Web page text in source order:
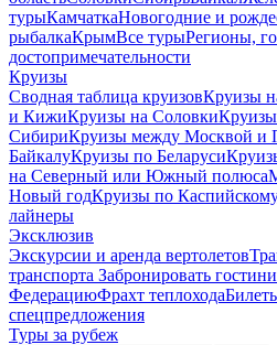
турыКамчаткаНовогодние и
рыбалкаКрымВсе турыРегионы,
достопримечательности
Круизы
Сводная таблица круизовКруизы
и КижиКруизы на Соловки
СибириКруизы между Москвой и
БайкалуКруизы по Беларуси
на Северный или Южный полюса
Новый годКруизы по
лайнеры
Эксклюзив
Экскурсии и аренда вертолетов
транспорта Забронировать
ФедерациюФрахт теплохода
спецпредложения
Туры за рубеж